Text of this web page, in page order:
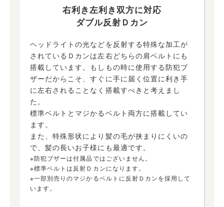
右利き左利き双方に対応
ダブル反射Ｄカン
ヘッドライトの光などを反射する特殊な加工が
されているＤカンは左右どちらの肩ベルトにも
搭載しています。もしもの時に使用する防犯ブ
ザーだからこそ、すぐに手に届く位置に利き手
に左右されることなく搭載すべきと考えまし
た。
標準ベルトとマジかるベルト両方に搭載してい
ます。
また、特殊形状により髪の毛が挟まりにくいの
で、髪の長いお子様にも最適です。
※防犯ブザーは付属品ではございません。
※標準ベルトは反射Ｄカンになります。
※一部別売りのマジかるベルトに反射Ｄカンを採用して
います。